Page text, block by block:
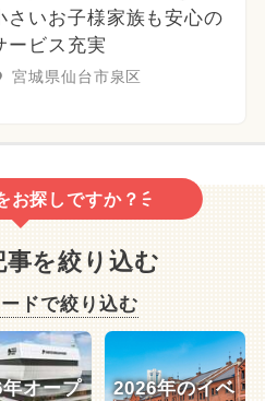
さいお子様家族も安心の
ービス充実
宮城県仙台市泉区
お探しですか？
を絞り込む
ドで絞り込む
オープ
2026年のイベ